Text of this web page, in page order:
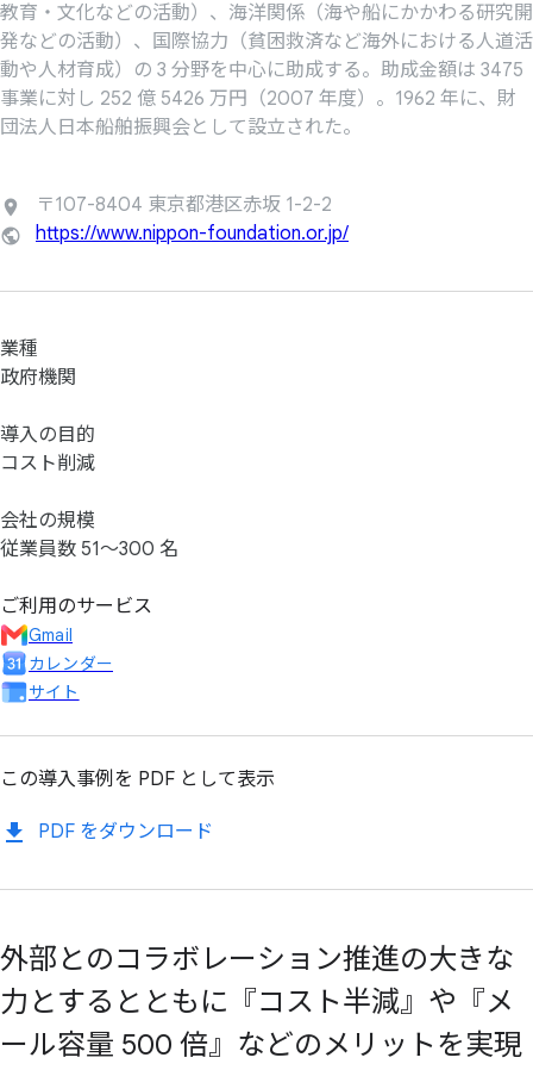
教育・文化などの活動）、海洋関係（海や船にかかわる研究開
発などの活動）、国際協力（貧困救済など海外における人道活
動や人材育成）の 3 分野を中心に助成する。助成金額は 3475
事業に対し 252 億 5426 万円（2007 年度）。1962 年に、財
団法人日本船舶振興会として設立された。
〒107-8404 東京都港区赤坂 1-2-2
https://www.nippon-foundation.or.jp/
業種
政府機関
導入の目的
コスト削減
会社の規模
従業員数 51～300 名
ご利用のサービス
Gmail
カレンダー
サイト
この導入事例を PDF として表示
PDF をダウンロード
外部とのコラボレーション推進の大きな
力とするとともに 『コスト半減』や 『メ
ール容量 500 倍』などのメリットを実現